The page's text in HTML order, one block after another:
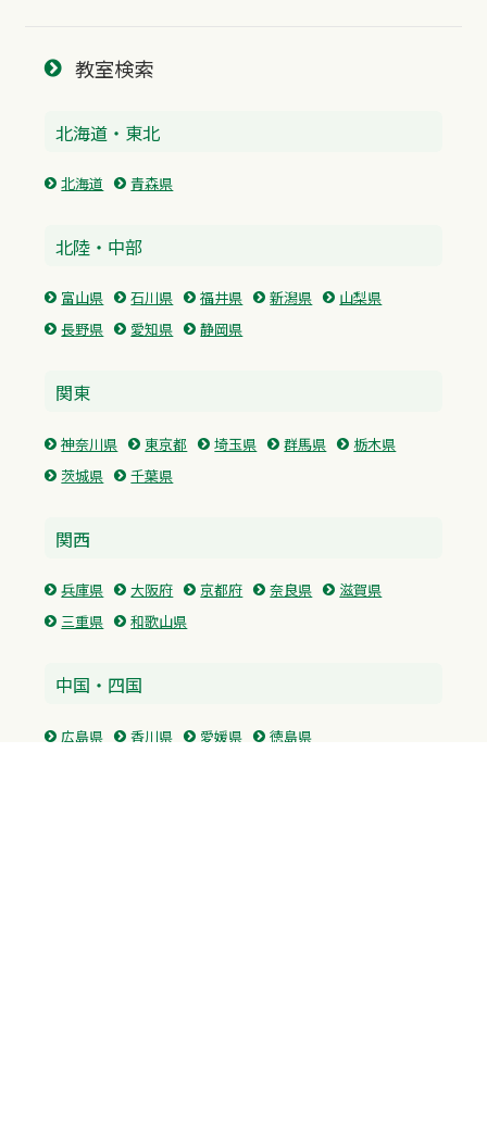
教室検索
北海道・東北
北海道 青森県
北陸・中部
富山県 石川県 福井県 新潟県
山梨県
長野県
愛知県 静岡県
関東
神奈川県 東京都 埼玉県 群馬県
栃木県
茨城県
千葉県
関西
兵庫県 大阪府 京都府 奈良県
滋賀県
三重県
和歌山県
中国・四国
広島県 香川県 愛媛県 徳島県